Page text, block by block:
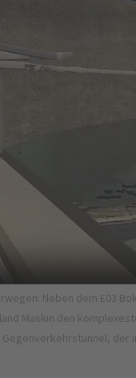
Neben dem E03
Maskin den
der